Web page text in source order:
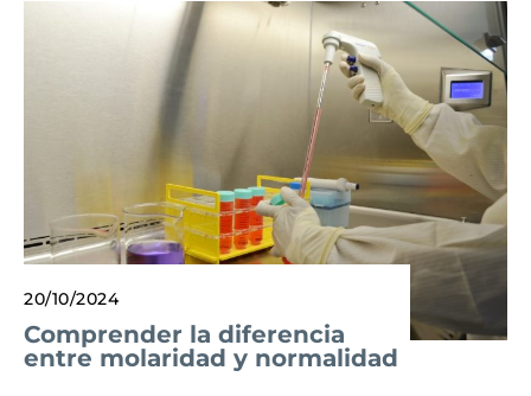
20/10/2024
Comprender la diferencia
entre molaridad y normalidad